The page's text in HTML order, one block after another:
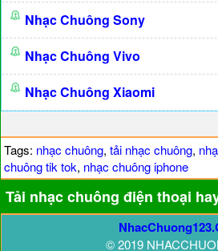
Nhạc Chuông Sony
Nhạc Chuông Vivo
Nhạc Chuông Xiaomi
Tags: nhạc chuông, tải nhạc chuông,
chuông tik tok, nhạc chuông iphone
Tải nhạc chuông điện thoại
© 2019